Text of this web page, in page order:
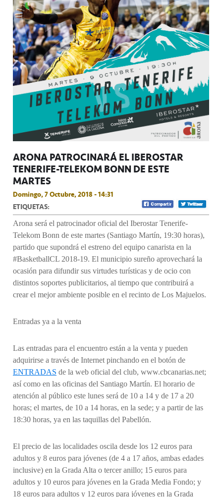
ARONA PATROCINARÁ EL IBEROSTAR
TENERIFE-TELEKOM BONN DE ESTE
MARTES
Domingo, 7 Octubre, 2018 - 14:31
ETIQUETAS:
Arona será el patrocinador oficial del Iberostar Tenerife-
Telekom Bonn de este martes (Santiago Martín, 19:30 horas),
partido que supondrá el estreno del equipo canarista en la
#BasketballCL 2018-19. El municipio sureño aprovechará la
ocasión para difundir sus virtudes turísticas y de ocio con
distintos soportes publicitarios, al tiempo que contribuirá a
crear el mejor ambiente posible en el recinto de Los Majuelos.
Entradas ya a la venta
Las entradas para el encuentro están a la venta y pueden
adquirirse a través de Internet pinchando en el botón de
ENTRADAS de la web oficial del club, www.cbcanarias.net;
así como en las oficinas del Santiago Martín. El horario de
atención al público este lunes será de 10 a 14 y de 17 a 20
horas; el martes, de 10 a 14 horas, en la sede; y a partir de las
18:30 horas, ya en las taquillas del Pabellón.
El precio de las localidades oscila desde los 12 euros para
adultos y 8 euros para jóvenes (de 4 a 17 años, ambas edades
inclusive) en la Grada Alta o tercer anillo; 15 euros para
adultos y 10 euros para jóvenes en la Grada Media Fondo; y
18 euros para adultos y 12 euros para jóvenes en la Grada